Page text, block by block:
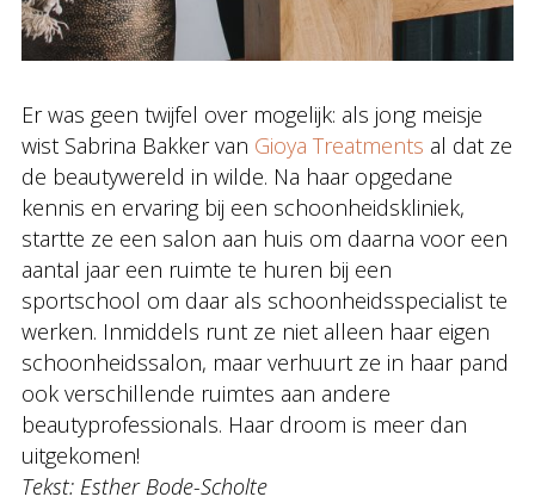
Er was geen twijfel over mogelijk: als jong meisje
wist Sabrina Bakker van Gioya Treatments al dat ze
de beautywereld in wilde. Na haar opgedane
kennis en ervaring bij een schoonheidskliniek,
startte ze een salon aan huis om daarna voor een
aantal jaar een ruimte te huren bij een
sportschool om daar als schoonheidsspecialist te
werken. Inmiddels runt ze niet alleen haar eigen
schoonheidssalon, maar verhuurt ze in haar pand
ook verschillende ruimtes aan andere
beautyprofessionals. Haar droom is meer dan
uitgekomen!
Tekst: Esther Bode-Scholte